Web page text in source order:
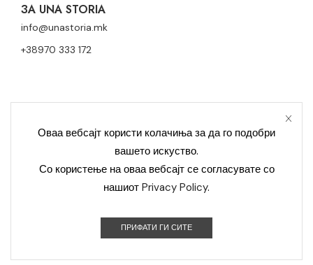
ЗА UNA STORIA
info@unastoria.mk
+38970 333 172
Контакт
Уна Сториа Модерна © 2023 Сите права се задржани –
Developed by OCS
Оваа вебсајт користи колачиња за да го подобри
вашето искуство.
Со користење на оваа вебсајт се согласувате со
нашиот Privacy Policy.
ПРИФАТИ ГИ СИТЕ